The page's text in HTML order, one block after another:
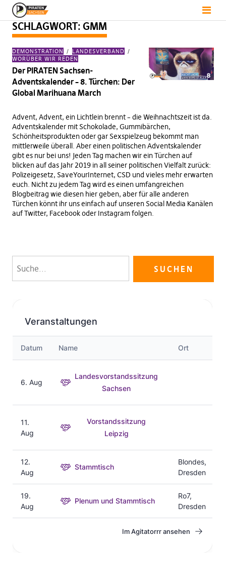
SCHLAGWORT: GMM
DEMONSTRATION
LANDESVERBAND
WORÜBER WIR REDEN
Der PIRATEN Sachsen-
Adventskalender – 8. Türchen: Der
Global Marihuana March
Advent, Advent, ein Lichtlein brennt – die Weihnachtszeit ist da.
Adventskalender mit Schokolade, Gummibärchen,
Schönheitsprodukten oder gar Sexspielzeug bekommt man
mittlerweile überall. Aber einen politischen Adventskalender
gibt es nur bei uns! Jeden Tag machen wir ein Türchen auf
blicken auf das Jahr 2019 in all seiner politischen Vielfalt zurück:
Polizeigesetz, SaveYourInternet, CSD und vieles mehr erwarten
euch. Nicht zu jedem Tag wird es einen umfangreichen
Blogbeitrag wie diesen hier geben, aber für alle anderen
Türchen könnt ihr uns einfach auf unseren Social Media Kanälen
auf Twitter, Facebook oder Instagram folgen.